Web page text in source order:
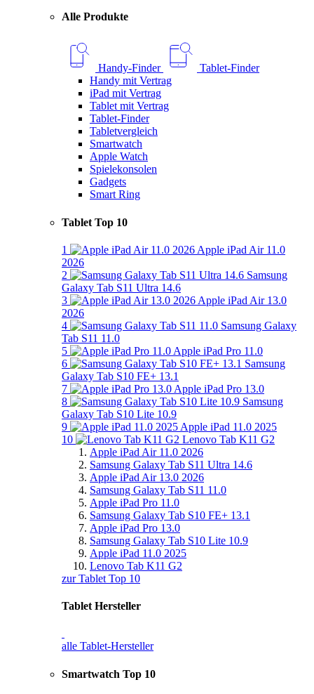
Alle Produkte
Handy-Finder
Tablet-Finder
Handy mit Vertrag
iPad mit Vertrag
Tablet mit Vertrag
Tablet-Finder
Tabletvergleich
Smartwatch
Apple Watch
Spielekonsolen
Gadgets
Smart Ring
Tablet Top 10
1
Apple iPad Air 11.0
2026
2
Samsung
Galaxy Tab S11 Ultra 14.6
3
Apple iPad Air 13.0
2026
4
Samsung Galaxy
Tab S11 11.0
5
Apple iPad Pro 11.0
6
Samsung
Galaxy Tab S10 FE+ 13.1
7
Apple iPad Pro 13.0
8
Samsung
Galaxy Tab S10 Lite 10.9
9
Apple iPad 11.0 2025
10
Lenovo Tab K11 G2
Apple iPad Air 11.0 2026
Samsung Galaxy Tab S11 Ultra 14.6
Apple iPad Air 13.0 2026
Samsung Galaxy Tab S11 11.0
Apple iPad Pro 11.0
Samsung Galaxy Tab S10 FE+ 13.1
Apple iPad Pro 13.0
Samsung Galaxy Tab S10 Lite 10.9
Apple iPad 11.0 2025
Lenovo Tab K11 G2
zur Tablet Top 10
Tablet Hersteller
alle Tablet-Hersteller
Smartwatch Top 10